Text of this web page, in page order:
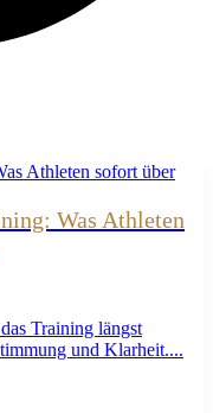
Was Athleten
Training längst
und Klarheit....